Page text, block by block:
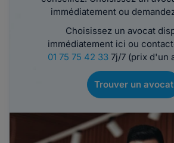
immédiatement ou
Choisissez un avocat
immédiatement ici ou
01 75 75 42 337j/7 (prix d'un
Trouver un avocat